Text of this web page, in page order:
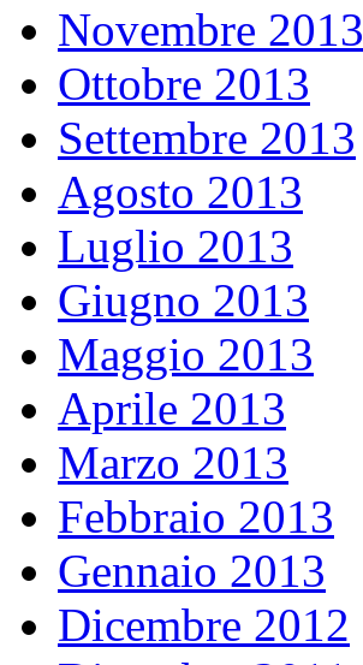
Novembre 2013
Ottobre 2013
Settembre 2013
Agosto 2013
Luglio 2013
Giugno 2013
Maggio 2013
Aprile 2013
Marzo 2013
Febbraio 2013
Gennaio 2013
Dicembre 2012